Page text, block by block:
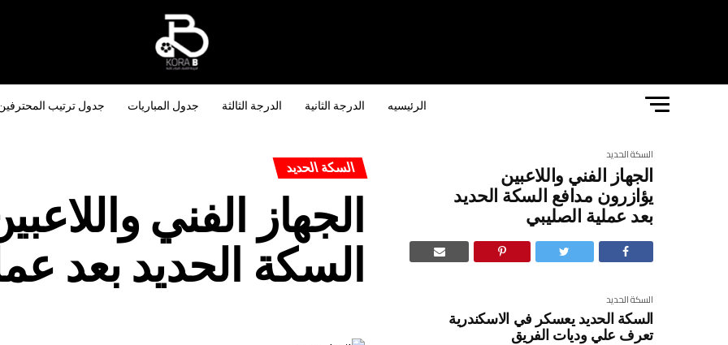
الرئيسيه الدرجة الثانية الدرجة الثالثة جدول المباريات جدول ترتيب
السكة الحديد
الجهاز الفني واللاعبين
يؤازرون مدافع السكة الحديد
بعد عملية الصليبي
السكة الحديد
السكة الحديد يعسكر في الاسكندرية
تعرف علي وديات الفريق
السكة الحديد
الجهاز الفني
السكة الحديد بعد